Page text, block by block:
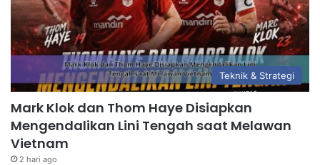
Teknik & Strategi
Mark Klok dan Thom Haye Disiapkan
Mengendalikan Lini Tengah saat Melawan
Vietnam
2 hari ago